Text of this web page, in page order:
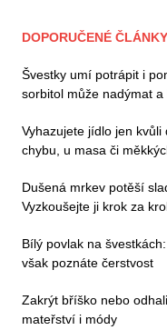
DOPORUČENÉ ČLÁNKY
Švestky umí potrápit i
sorbitol může nadýmat
Vyhazujete jídlo jen
chybu, u masa či
Dušená mrkev potěší
Vyzkoušejte ji krok za
Bílý povlak na
však poznáte čerstvost
Zakrýt bříško nebo
mateřství i módy